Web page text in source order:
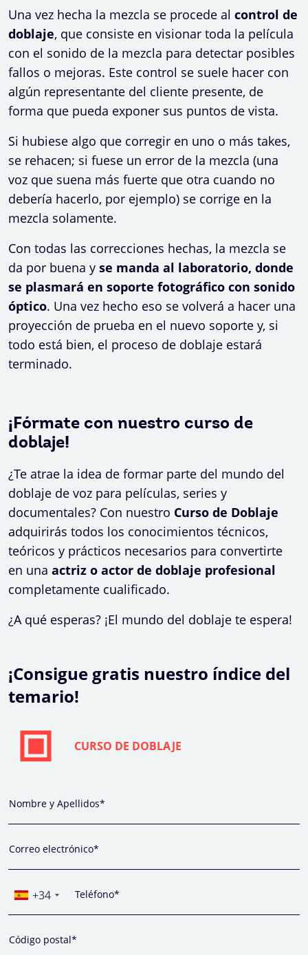
Una vez hecha la mezcla se procede al control de
doblaje, que consiste en visionar toda la película
con el sonido de la mezcla para detectar posibles
fallos o mejoras. Este control se suele hacer con
algún representante del cliente presente, de
forma que pueda exponer sus puntos de vista.
Si hubiese algo que corregir en uno o más takes,
se rehacen; si fuese un error de la mezcla (una
voz que suena más fuerte que otra cuando no
debería hacerlo, por ejemplo) se corrige en la
mezcla solamente.
Con todas las correcciones hechas, la mezcla se
da por buena y se manda al laboratorio, donde
se plasmará en soporte fotográfico con sonido
óptico. Una vez hecho eso se volverá a hacer una
proyección de prueba en el nuevo soporte y, si
todo está bien, el proceso de doblaje estará
terminado.
¡Fórmate con nuestro curso de
doblaje!
¿Te atrae la idea de formar parte del mundo del
doblaje de voz para películas, series y
documentales? Con nuestro Curso de Doblaje
adquirirás todos los conocimientos técnicos,
teóricos y prácticos necesarios para convertirte
en una actriz o actor de doblaje profesional
completamente cualificado.
¿A qué esperas? ¡El mundo del doblaje te espera!
¡Consigue gratis nuestro índice del
temario!
CURSO DE DOBLAJE
Nombre y Apellidos*
Correo electrónico*
+34 Teléfono*
Código postal*